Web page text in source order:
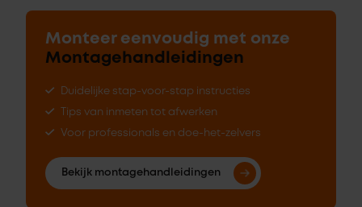
Monteer eenvoudig met onze
Montagehandleidingen
Duidelijke stap-voor-stap instructies
Tips van inmeten tot afwerken
Voor professionals en doe-het-zelvers
Bekijk montagehandleidingen